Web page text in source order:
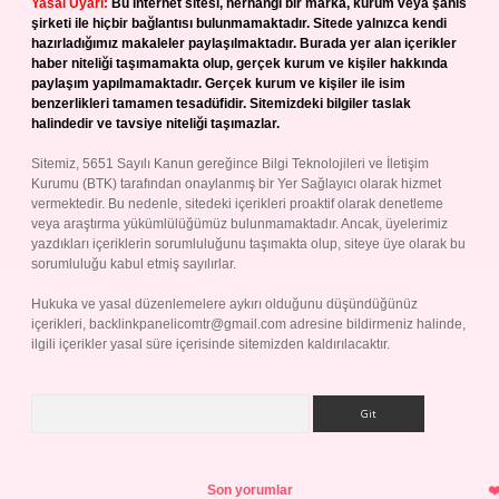
Yasal Uyarı: Bu internet sitesi, herhangi bir marka, kurum veya şahıs
şirketi ile hiçbir bağlantısı bulunmamaktadır. Sitede yalnızca kendi
hazırladığımız makaleler paylaşılmaktadır. Burada yer alan içerikler
haber niteliği taşımamakta olup, gerçek kurum ve kişiler hakkında
paylaşım yapılmamaktadır. Gerçek kurum ve kişiler ile isim
benzerlikleri tamamen tesadüfidir. Sitemizdeki bilgiler taslak
halindedir ve tavsiye niteliği taşımazlar.
Sitemiz, 5651 Sayılı Kanun gereğince Bilgi Teknolojileri ve İletişim
Kurumu (BTK) tarafından onaylanmış bir Yer Sağlayıcı olarak hizmet
vermektedir. Bu nedenle, sitedeki içerikleri proaktif olarak denetleme
veya araştırma yükümlülüğümüz bulunmamaktadır. Ancak, üyelerimiz
yazdıkları içeriklerin sorumluluğunu taşımakta olup, siteye üye olarak bu
sorumluluğu kabul etmiş sayılırlar.
Hukuka ve yasal düzenlemelere aykırı olduğunu düşündüğünüz
içerikleri, backlinkpanelicomtr@gmail.com adresine bildirmeniz halinde,
ilgili içerikler yasal süre içerisinde sitemizden kaldırılacaktır.
Son yorumlar